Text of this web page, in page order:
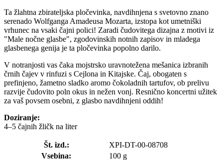
Ta žlahtna zbirateljska pločevinka, navdihnjena s svetovno znano
serenado Wolfganga Amadeusa Mozarta, izstopa kot umetniški
vrhunec na vsaki čajni polici! Zaradi čudovitega dizajna z motivi iz
"Male nočne glasbe", zgodovinskih notnih zapisov in mladega
glasbenega genija je ta pločevinka popolno darilo.
V notranjosti vas čaka mojstrsko uravnotežena mešanica izbranih
črnih čajev v rinfuzi s Cejlona in Kitajske. Čaj, obogaten s
prefinjeno, žametno sladko aromo čokoladnih tartufov, ob prelivu
razvije čudovito poln okus in nežen vonj. Resnično koncertni užitek
za vaš povsem osebni, z glasbo navdihnjeni oddih!
Doziranje:
4–5 čajnih žličk na liter
Št. izd.:
XPI-DT-00-08708
Vsebina:
100 g